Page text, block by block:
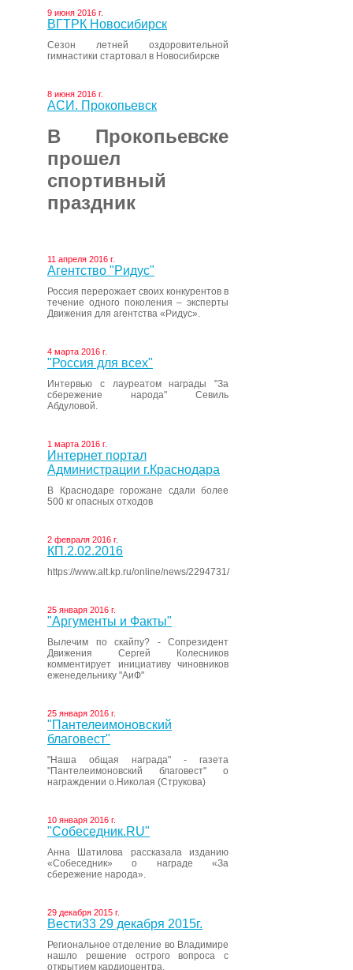
9 июня 2016 г.
ВГТРК Новосибирск
Сезон летней оздоровительной
гимнастики стартовал в Новосибирске
8 июня 2016 г.
АСИ. Прокопьевск
В Прокопьевске
прошел
спортивный
праздник
11 апреля 2016 г.
Агентство "Ридус"
Россия перерожает своих конкурентов в
течение одного поколения – эксперты
Движения для агентства «Ридус».
4 марта 2016 г.
"Россия для всех"
Интервью с лауреатом награды "За
сбережение народа" Севиль
Абдуловой.
1 марта 2016 г.
Интернет портал
Администрации г.Краснодара
В Краснодаре горожане сдали более
500 кг опасных отходов
2 февраля 2016 г.
КП.2.02.2016
https://www.alt.kp.ru/online/news/2294731/
25 января 2016 г.
"Аргументы и Факты"
Вылечим по скайпу? - Сопрезидент
Движения Сергей Колесников
комментирует инициативу чиновников
еженедельнику "АиФ"
25 января 2016 г.
"Пантелеимоновский
благовест"
"Наша общая награда" - газета
"Пантелеимоновский благовест" о
награждении о.Николая (Струкова)
10 января 2016 г.
"Собеседник.RU"
Анна Шатилова рассказала изданию
«Собеседник» о награде «За
сбережение народа».
29 декабря 2015 г.
Вести33 29 декабря 2015г.
Региональное отделение во Владимире
нашло решение острого вопроса с
открытием кардиоцентра.